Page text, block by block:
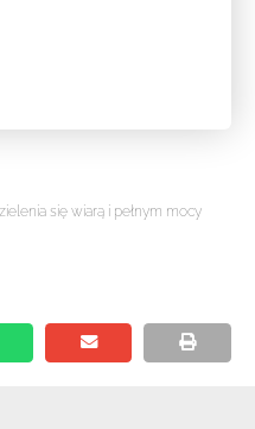
się wiarą i pełnym mocy